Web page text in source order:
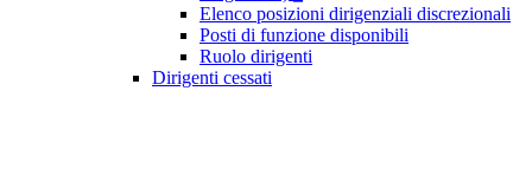
Elenco posizioni dirigenziali discrezionali
Posti di funzione disponibili
Ruolo dirigenti
Dirigenti cessati